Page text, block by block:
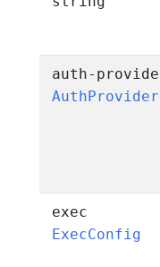
auth-
exec
ExecConfig